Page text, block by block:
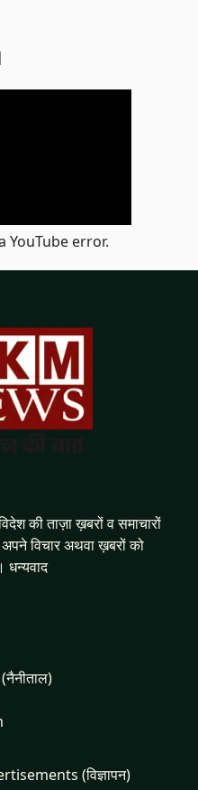
YouTube error.
की ताज़ा ख़बरों व समाचारों
विचार अथवा ख़बरों को
धन्यवाद
(नैनीताल)
(विज्ञापन)